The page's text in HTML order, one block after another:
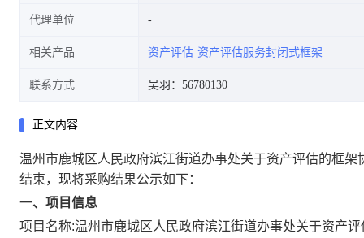
代理单位
相关产品 资产评估 资产评估服务封闭式框架
联系方式 吴羽：56780130
正文内容
温州市鹿城区人民政府滨江街道办事处关于资产评估的框架
结束，现将采购结果公示如下：
一、项目信息
项目名称:温州市鹿城区人民政府滨江街道办事处关于资产